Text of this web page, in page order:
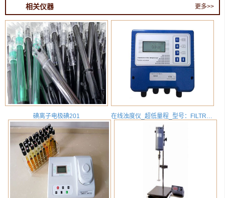
更多>>
相关仪器
碘离子电极碘201 在线浊度仪_超低量程_型号：FILTR330M1-SS010_量程：(0-0.5)~10NTU